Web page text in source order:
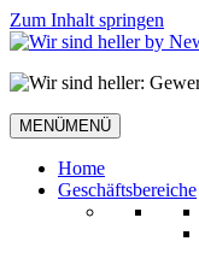
Zum Inhalt springen
MENÜMENÜ
Home
Geschäftsbereiche